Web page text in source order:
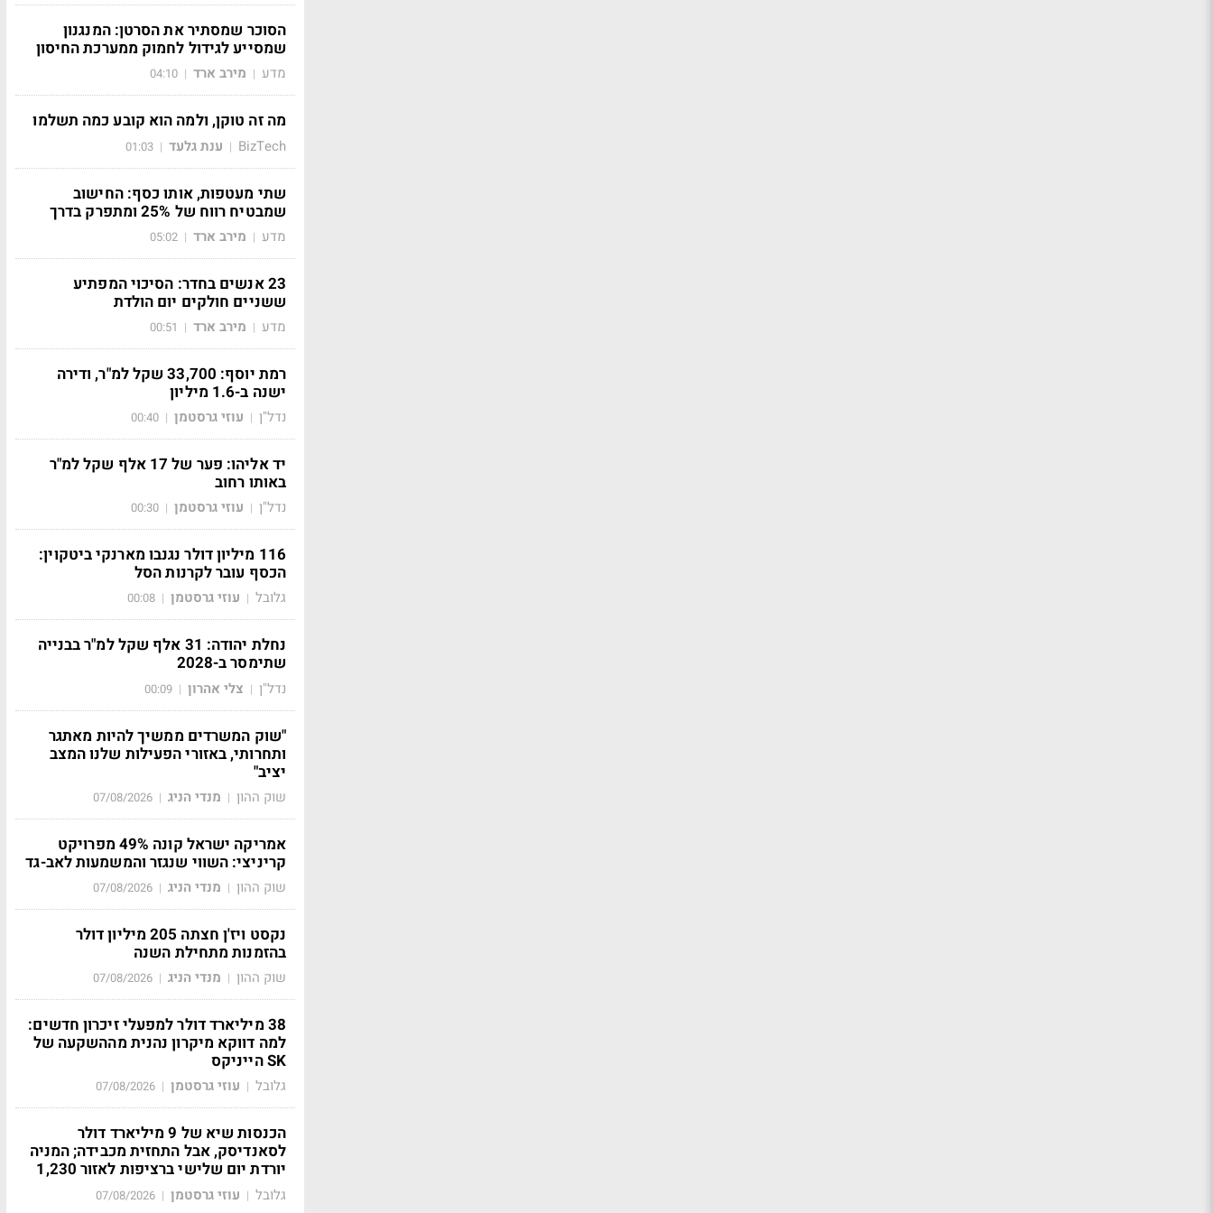
הסוכר שמסתיר את הסרטן: המנגנון
שמסייע לגידול לחמוק ממערכת החיסון
מדע | מירב ארד |
04:10
מה זה טוקן, ולמה הוא קובע כמה תשלמו
BizTech
| ענת גלעד |
01:03
שתי מעטפות, אותו כסף: החישוב
שמבטיח רווח של 25% ומתפרק בדרך
מדע | מירב ארד |
05:02
23 אנשים בחדר: הסיכוי המפתיע
ששניים חולקים יום הולדת
מדע | מירב ארד |
00:51
רמת יוסף: 33,700 שקל למ"ר, ודירה
ישנה ב-1.6 מיליון
נדל"ן | עוזי גרסטמן |
00:40
יד אליהו: פער של 17 אלף שקל למ"ר
באותו רחוב
נדל"ן | עוזי גרסטמן |
00:30
116 מיליון דולר נגנבו מארנקי ביטקוין:
הכסף עובר לקרנות הסל
גלובל | עוזי גרסטמן |
00:08
נחלת יהודה: 31 אלף שקל למ"ר בבנייה
שתימסר ב-2028
נדל"ן | צלי אהרון |
00:09
"שוק המשרדים ממשיך להיות מאתגר
ותחרותי, באזורי הפעילות שלנו המצב
יציב"
שוק ההון | מנדי הניג |
07/08/2026
אמריקה ישראל קונה 49% מפרויקט
קריניצי: השווי שנגזר והמשמעות לאב-גד
שוק ההון | מנדי הניג |
07/08/2026
נקסט ויז'ן חצתה 205 מיליון דולר
בהזמנות מתחילת השנה
שוק ההון | מנדי הניג |
07/08/2026
38 מיליארד דולר למפעלי זיכרון חדשים:
למה דווקא מיקרון נהנית מההשקעה של
SK הייניקס
גלובל | עוזי גרסטמן |
07/08/2026
הכנסות שיא של 9 מיליארד דולר
לסאנדיסק, אבל התחזית מכבידה; המניה
יורדת יום שלישי ברציפות לאזור 1,230
גלובל | עוזי גרסטמן |
07/08/2026